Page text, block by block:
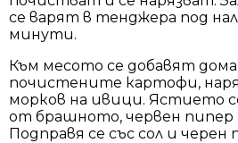
се варят в тенджера под
минути.
Към месото се добавят
почистените картофи,
морков на ивици. Ястието
от брашното, червен пипер
Подправя се със сол и черен